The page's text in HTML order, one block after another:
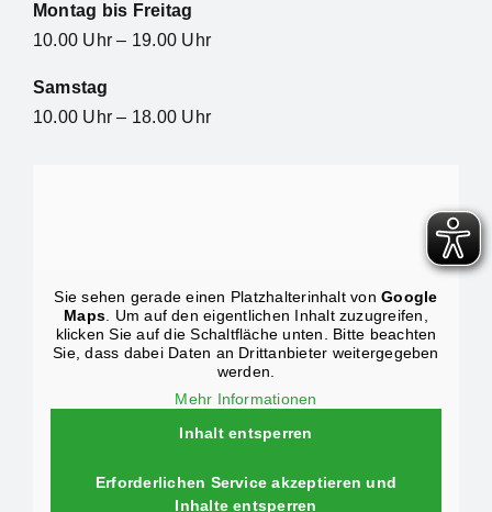
Sie sehen gerade einen Platzhalterinhalt vonGoogle
Maps . Um auf den eigentlichen Inhalt zuzugreifen,
klicken Sie auf die Schaltfläche unten. Bitte beachten
Sie, dass dabei Daten an Drittanbieter weitergegeben
werden.
Mehr Informationen
Inhalt entsperren
Erforderlichen Service akzeptieren und
Inhalte entsperren
Montag bis Freitag
10.00 Uhr – 19.00 Uhr
Samstag
10.00 Uhr – 18.00 Uhr